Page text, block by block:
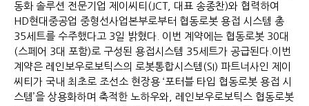
동화 솔루션 전문기업 제이씨티(JCT, 대표 송종찬)와 협력하여
HD현대중공업 중형선사업본부로부터 협동로봇 용접 시스템 총
35세트를 수주했다고 3일 밝혔다. 이번 계약에는 협동로봇 30대
(스페어 3대 포함)로 구성된 용접시스템 35세트가 공급된다.이번
계약은 레인보우로보틱스의 로봇통합시스템(SI) 파트너사인 제이
씨티가 국내 최초로 조선소 현장용 ‘포터블 타입 협동로봇 용접 시
스템’을 상용화하며 축적한 노하우와, 레인보우로보틱스 협동로봇